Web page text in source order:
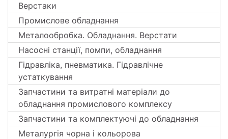
Верстаки
Промислове обладнання
Металообробка. Обладнання. Верстати
Насосні станції, помпи, обладнання
Гідравліка, пневматика. Гідравлічне
устаткування
Запчастини та витратні матеріали до
обладнання промислового комплексу
Запчастини та комплектуючі до обладнання
Металургія чорна і кольорова